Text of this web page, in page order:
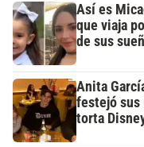
Así es
que viaja
de sus
Anita
festejó sus
torta